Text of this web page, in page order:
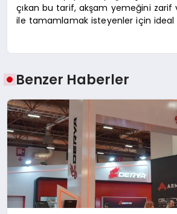
çıkan bu tarif, akşam yemeğini zarif
ile tamamlamak isteyenler için ideal
Benzer Haberler